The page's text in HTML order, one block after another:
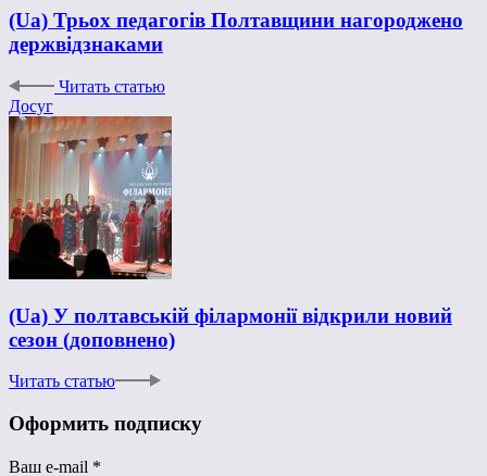
(Ua) Трьох педагогів Полтавщини нагороджено
держвідзнаками
Читать статью
Досуг
(Ua) У полтавській філармонії відкрили новий
сезон (доповнено)
Читать статью
Оформить подписку
Ваш e-mail *